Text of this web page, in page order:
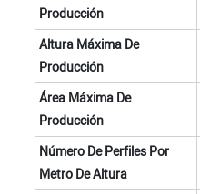
Producción
Altura Máxima De
Producción
Área Máxima De
Producción
Número De Perfiles Por
Metro De Altura